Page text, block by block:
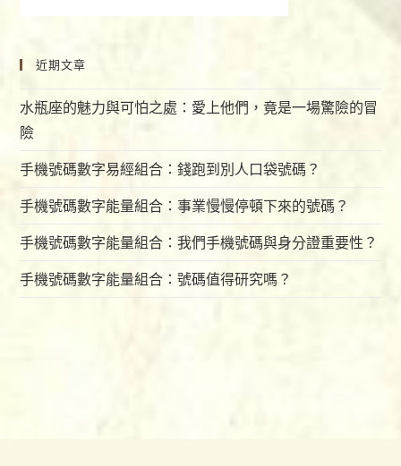
近期文章
水瓶座的魅力與可怕之處：愛上他們，竟是一場驚險的冒
險
手機號碼數字易經組合：錢跑到別人口袋號碼？
手機號碼數字能量組合：事業慢慢停頓下來的號碼？
手機號碼數字能量組合：我們手機號碼與身分證重要性？
手機號碼數字能量組合：號碼值得研究嗎？